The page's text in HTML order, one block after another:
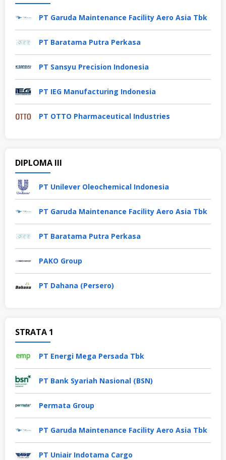
PT Garuda Maintenance Facility Aero Asia Tbk
PT Baratama Putra Perkasa
PT Sansyu Precision Indonesia
PT IEG Manufacturing Indonesia
PT OTTO Pharmaceutical Industries
DIPLOMA III
PT Unilever Oleochemical Indonesia
PT Garuda Maintenance Facility Aero Asia Tbk
PT Baratama Putra Perkasa
PAKO Group
PT Dahana (Persero)
STRATA 1
PT Energi Mega Persada Tbk
PT Bank Syariah Nasional (BSN)
Permata Group
PT Garuda Maintenance Facility Aero Asia Tbk
PT Uniair Indotama Cargo